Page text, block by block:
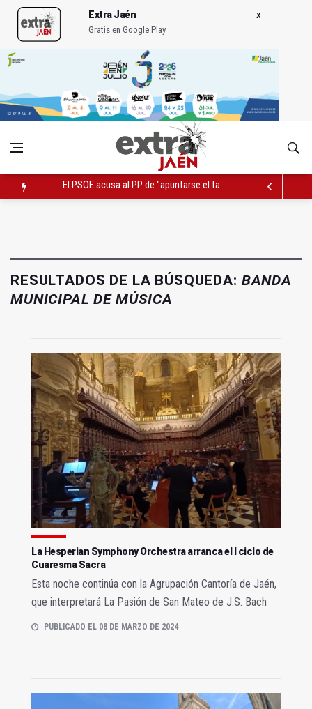
Extra Jaén
Gratis en Google Play
El PSOE acusa al PP de "apuntarse el tanto" de los datos de
El Centro Andaluz de las Letras trae a Jaén al filósofo Omar
RESULTADOS DE LA BÚSQUEDA: BANDA
MUNICIPAL DE MÚSICA
La Hesperian Symphony Orchestra arranca el I ciclo de
Cuaresma Sacra
Esta noche continúa con la Agrupación Cantoría de Jaén,
que interpretará La Pasión de San Mateo de J.S. Bach
PUBLICADO EL 08 DE MARZO DE 2024